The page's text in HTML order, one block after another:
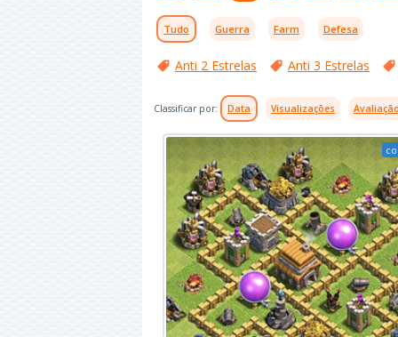
Tudo Guerra Farm Defesa
Anti 2 Estrelas Anti 3 Estrelas
Classificar por: Data Visualizações